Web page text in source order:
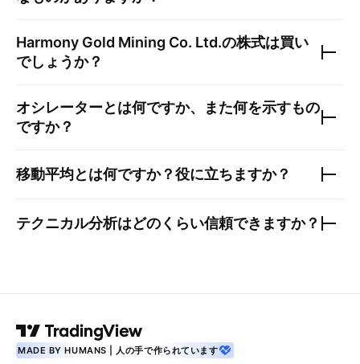
Harmony Gold Mining Co. Ltd.の株式は買い
でしょうか？
オシレーターとは何ですか、また何を示すもの
ですか？
移動平均とは何ですか？役に立ちますか？
テクニカル分析はどのくらい信頼できますか？
MADE BY HUMANS | 人の手で作られています